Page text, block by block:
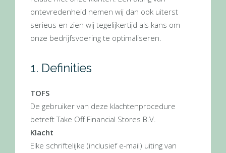
ontevredenheid nemen wij dan ook uiterst
serieus en zien wij tegelijkertijd als kans om
onze bedrijfsvoering te optimaliseren.
1. Definities
TOFS
De gebruiker van deze klachtenprocedure
betreft Take Off Financial Stores B.V.
Klacht
Elke schriftelijke (inclusief e-mail) uiting van